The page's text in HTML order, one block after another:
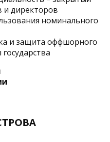
и директоров
номинального
и защита оффшорного